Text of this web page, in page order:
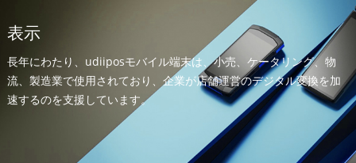
表示
長年にわたり、udiiposモバイル端末は、小売、ケータリング、物
流、製造業で使用されており、企業が店舗運営のデジタル変換を加
速するのを支援しています。